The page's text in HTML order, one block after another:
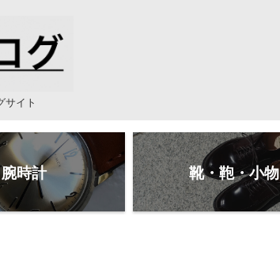
サイト
腕時計 靴・鞄・小物